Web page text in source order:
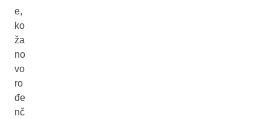
e,
ko
ža
no
vo
ro
đe
nč